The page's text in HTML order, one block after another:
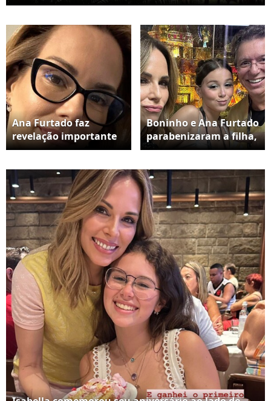
Ana Furtado faz
revelação importante
sobre tratamento de
cura'
Boninho e Ana Furtado
parabenizaram a filha,
Isabella, pelos 16 anos